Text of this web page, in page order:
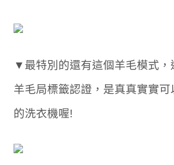
▼最特別的還有這個羊毛模式，
羊毛局標籤認證，是真真實實
的洗衣機喔!